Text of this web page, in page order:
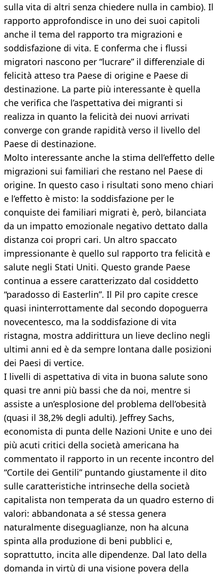
sulla vita di altri senza chiedere nulla in cambio). Il
rapporto approfondisce in uno dei suoi capitoli
anche il tema del rapporto tra migrazioni e
soddisfazione di vita. E conferma che i flussi
migratori nascono per “lucrare” il differenziale di
felicità atteso tra Paese di origine e Paese di
destinazione. La parte più interessante è quella
che verifica che l’aspettativa dei migranti si
realizza in quanto la felicità dei nuovi arrivati
converge con grande rapidità verso il livello del
Paese di destinazione.
Molto interessante anche la stima dell’effetto delle
migrazioni sui familiari che restano nel Paese di
origine. In questo caso i risultati sono meno chiari
e l’effetto è misto: la soddisfazione per le
conquiste dei familiari migrati è, però, bilanciata
da un impatto emozionale negativo dettato dalla
distanza coi propri cari. Un altro spaccato
impressionante è quello sul rapporto tra felicità e
salute negli Stati Uniti. Questo grande Paese
continua a essere caratterizzato dal cosiddetto
“paradosso di Easterlin”. Il Pil pro capite cresce
quasi ininterrottamente dal secondo dopoguerra
novecentesco, ma la soddisfazione di vita
ristagna, mostra addirittura un lieve declino negli
ultimi anni ed è da sempre lontana dalle posizioni
dei Paesi di vertice.
I livelli di aspettativa di vita in buona salute sono
quasi tre anni più bassi che da noi, mentre si
assiste a un’esplosione del problema dell’obesità
(quasi il 38,2% degli adulti). Jeffrey Sachs,
economista di punta delle Nazioni Unite e uno dei
più acuti critici della società americana ha
commentato il rapporto in un recente incontro del
“Cortile dei Gentili” puntando giustamente il dito
sulle caratteristiche intrinseche della società
capitalista non temperata da un quadro esterno di
valori: abbandonata a sé stessa genera
naturalmente diseguaglianze, non ha alcuna
spinta alla produzione di beni pubblici e,
soprattutto, incita alle dipendenze. Dal lato della
domanda in virtù di una visione povera della